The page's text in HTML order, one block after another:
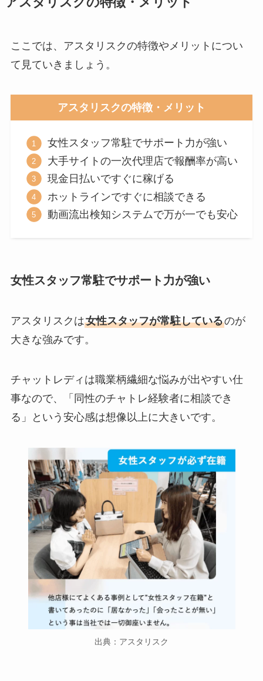
ここでは、アスタリスクの特徴やメリットについ
て見ていきましょう。
アスタリスクの特徴・メリット
女性スタッフ常駐でサポート力が強い
大手サイトの一次代理店で報酬率が高い
現金日払いですぐに稼げる
ホットラインですぐに相談できる
動画流出検知システムで万が一でも安心
女性スタッフ常駐でサポート力が強い
アスタリスクは女性スタッフが常駐しているのが
大きな強みです。
チャットレディは職業柄繊細な悩みが出やすい仕
事なので、「同性のチャトレ経験者に相談でき
る」という安心感は想像以上に大きいです。
出典：アスタリスク